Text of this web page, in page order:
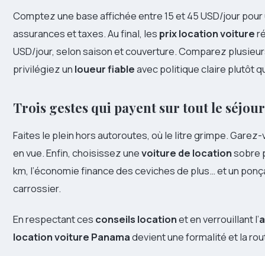
Comptez une base affichée entre 15 et 45 USD/jour
assurances et taxes. Au final, les prix location voiture
USD/jour, selon saison et couverture. Comparez
privilégiez un loueur fiableavec politique claire plutôt
Trois gestes qui payent sur tout le séjour
Faites le plein hors autoroutes, où le litre grimpe.
en vue. Enfin, choisissez unevoiture de locationsobre
km, l’économie finance des ceviches de plus… et un
carrossier.
En respectant ces conseils locationet en verrouillant l’
location voiture Panamadevient une formalité et la